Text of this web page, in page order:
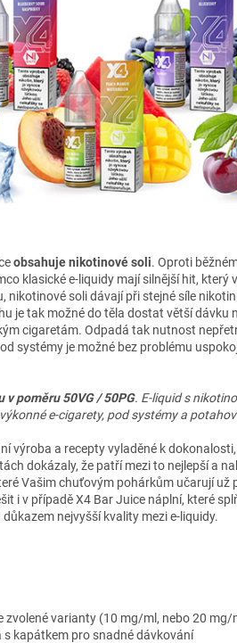
obsahuje nikotinové soli. Oproti
klasické e-liquidy mají silnější hit, který
nikotinové soli dávají při stejné síle
je tak možné do těla dostat větší dávku
cigaretám. Odpadá tak nutnost
systémy je možné bez problému
v poměru 50VG / 50PG. E-liquid s
e-cigarety, pod systémy a
výroba a recepty vyladěné k
dokázaly, že patří mezi to nejlepší a
Vašim chuťovým pohárkům učarují už
i v případě X4 Bar Juice náplní, které
nejvyšší kvality mezi e-liquidy.
zvolené varianty (10 mg/ml, nebo 20 mg/
s kapátkem pro snadné dávkování